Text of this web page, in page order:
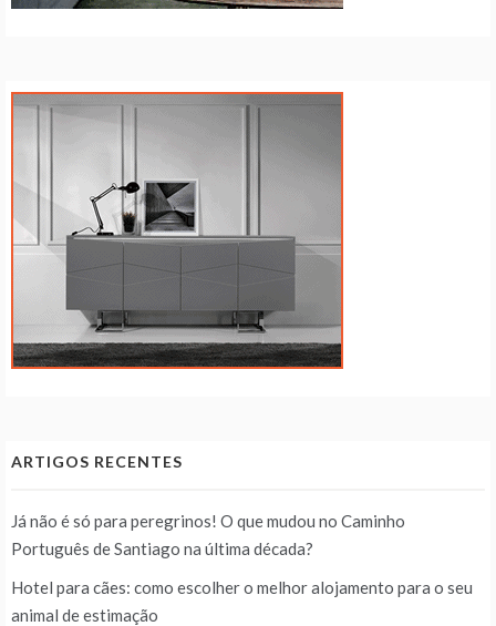
ARTIGOS RECENTES
Já não é só para peregrinos! O que mudou no Caminho
Português de Santiago na última década?
Hotel para cães: como escolher o melhor alojamento para o seu
animal de estimação